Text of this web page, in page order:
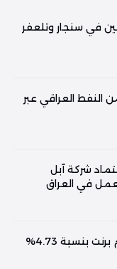
في سنجار وتلعفر
النفط العراقي عبر
شركة آبل
في العراق
بنسبة 4.73%